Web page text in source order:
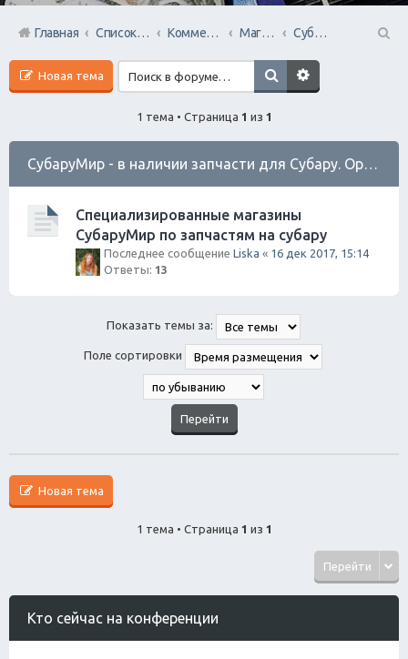
Главная Список форумов Коммерческий Отдел. Официальное расположение платной РЕКЛАМЫ. Магазины запчастей
СубаруМир - в наличии запчасти для Субару. Оригинал / Неоригинал (на Юге Города)
Новая тема
1 тема • Страница 1 из 1
СубаруМир - в наличии запчасти для Субару. Оригинал / Неоригинал (на Юге Города)
Специализированные магазины
СубаруМир по запчастям на субару
Последнее сообщение Liska « 16 дек 2017, 15:14
Ответы: 13
Показать темы за:
Поле сортировки
Новая тема
1 тема • Страница 1 из 1
Перейти
Кто сейчас на конференции